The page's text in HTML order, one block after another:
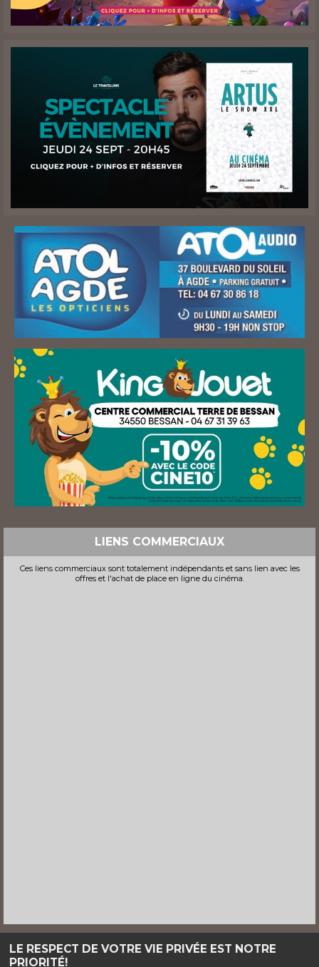
LE RESPECT DE VOTRE VIE PRIVÉE EST NOTRE
PRIORITÉ!
LIENS COMMERCIAUX
Ces liens commerciaux sont totalement indépendants et sans lien avec les
offres et l'achat de place en ligne du cinéma.